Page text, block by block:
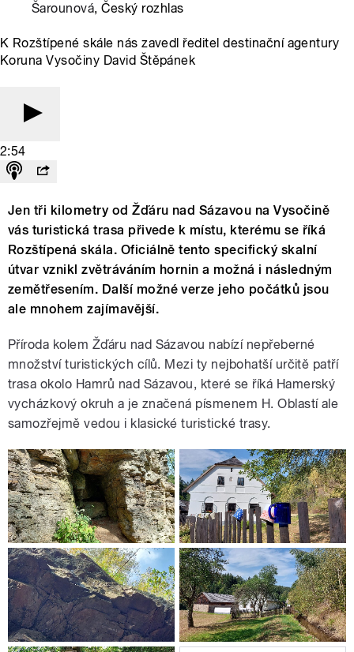
Šarounová, Český rozhlas
K Rozštípené skále nás zavedl ředitel destinační agentury
Koruna Vysočiny David Štěpánek
2:54
Jen tři kilometry od Žďáru nad Sázavou na Vysočině
vás turistická trasa přivede k místu, kterému se říká
Rozštípená skála. Oficiálně tento specifický skalní
útvar vznikl zvětráváním hornin a možná i následným
zemětřesením. Další možné verze jeho počátků jsou
ale mnohem zajímavější.
Příroda kolem Žďáru nad Sázavou nabízí nepřeberné
množství turistických cílů. Mezi ty nejbohatší určitě patří
trasa okolo Hamrů nad Sázavou, které se říká Hamerský
vycházkový okruh a je značená písmenem H. Oblastí ale
samozřejmě vedou i klasické turistické trasy.